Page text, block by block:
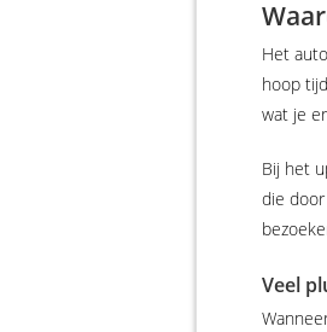
Het
hoop
wat je
Bij het
die
Veel